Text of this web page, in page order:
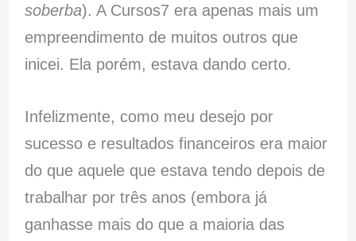
soberba). A Cursos7 era apenas mais um
empreendimento de muitos outros que
inicei. Ela porém, estava dando certo.
Infelizmente, como meu desejo por
sucesso e resultados financeiros era maior
do que aquele que estava tendo depois de
trabalhar por três anos (embora já
ganhasse mais do que a maioria das